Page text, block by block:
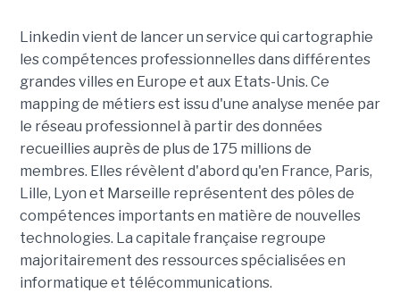
Linkedin vient de lancer un service qui cartographie
les compétences professionnelles dans différentes
grandes villes en Europe et aux Etats-Unis. Ce
mapping de métiers est issu d'une analyse menée par
le réseau professionnel à partir des données
recueillies auprès de plus de 175 millions de
membres. Elles révèlent d'abord qu'en France, Paris,
Lille, Lyon et Marseille représentent des pôles de
compétences importants en matière de nouvelles
technologies. La capitale française regroupe
majoritairement des ressources spécialisées en
informatique et télécommunications.